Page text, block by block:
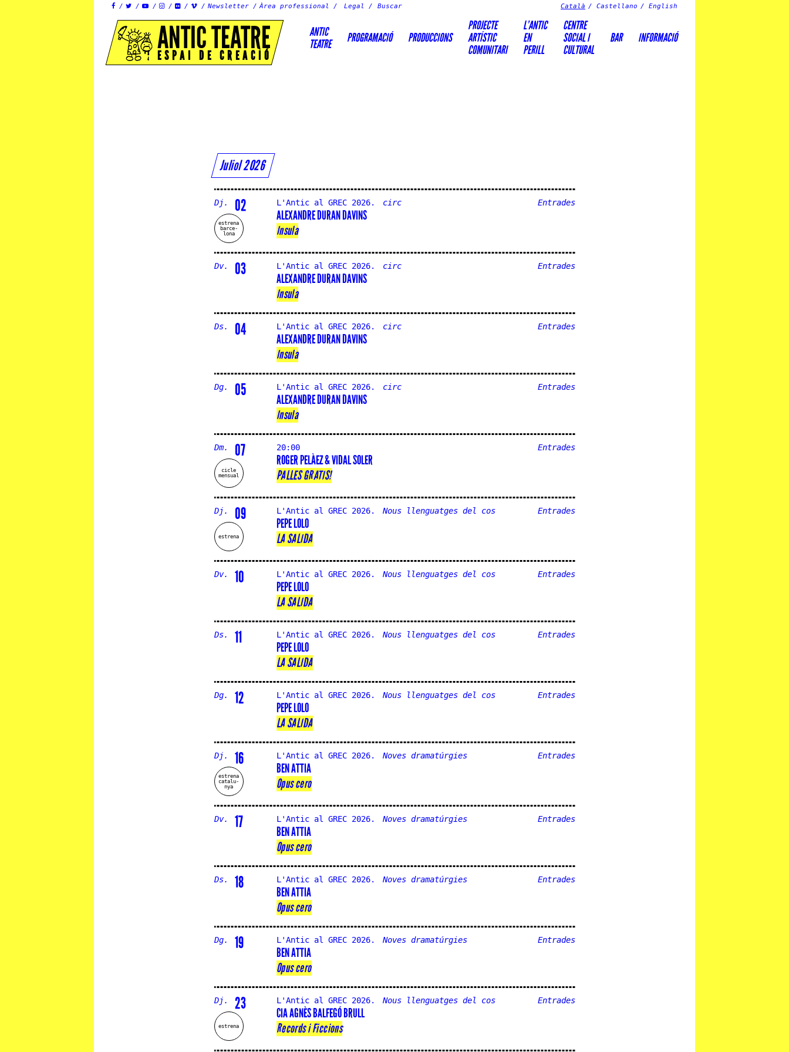
      Newsletter Àrea professional Legal Català Castellano English
ANTIC TEATRE
ESPAI DE CREACIÓ
ANTIC
TEATRE
PROGRAMACIÓ PRODUCCIONS
PROJECTE
ARTÍSTIC
COMUNITARI
L’ANTIC
EN
PERILL
CENTRE
SOCIAL I
CULTURAL
BAR INFORMACIÓ
Juliol 2026
Dj. 02
estrena
barce-
lona
L'Antic al GREC 2026. circ
ALEXANDRE DURAN DAVINS
Insula
Entrades
Dv. 03 L'Antic al GREC 2026. circ
ALEXANDRE DURAN DAVINS
Insula
Entrades
Ds. 04 L'Antic al GREC 2026. circ
ALEXANDRE DURAN DAVINS
Insula
Entrades
Dg. 05 L'Antic al GREC 2026. circ
ALEXANDRE DURAN DAVINS
Insula
Entrades
Dm. 07
cicle
mensual
20:00
ROGER PELÀEZ & VIDAL SOLER
PALLES GRATIS!
Entrades
Dj. 09
estrena
L'Antic al GREC 2026. Nous llenguatges del cos
PEPE LOLO
LA SALIDA
Entrades
Dv. 10 L'Antic al GREC 2026. Nous llenguatges del cos
PEPE LOLO
LA SALIDA
Entrades
Ds. 11 L'Antic al GREC 2026. Nous llenguatges del cos
PEPE LOLO
LA SALIDA
Entrades
Dg. 12 L'Antic al GREC 2026. Nous llenguatges del cos
PEPE LOLO
LA SALIDA
Entrades
Dj. 16
estrena
catalu-
nya
L'Antic al GREC 2026. Noves dramatúrgies
BEN ATTIA
Opus cero
Entrades
Dv. 17 L'Antic al GREC 2026. Noves dramatúrgies
BEN ATTIA
Opus cero
Entrades
Ds. 18 L'Antic al GREC 2026. Noves dramatúrgies
BEN ATTIA
Opus cero
Entrades
Dg. 19 L'Antic al GREC 2026. Noves dramatúrgies
BEN ATTIA
Opus cero
Entrades
Dj. 23
estrena
L'Antic al GREC 2026. Nous llenguatges del cos
CIA AGNÈS BALFEGÓ BRULL
Records i Ficcions
Entrades